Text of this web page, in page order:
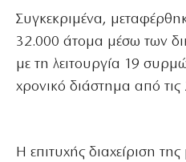
Συγκεκριμένα,
32.000 άτομα μέσω των
με τη λειτουργία 19
χρονικό διάστημα από
Η επιτυχής διαχείριση